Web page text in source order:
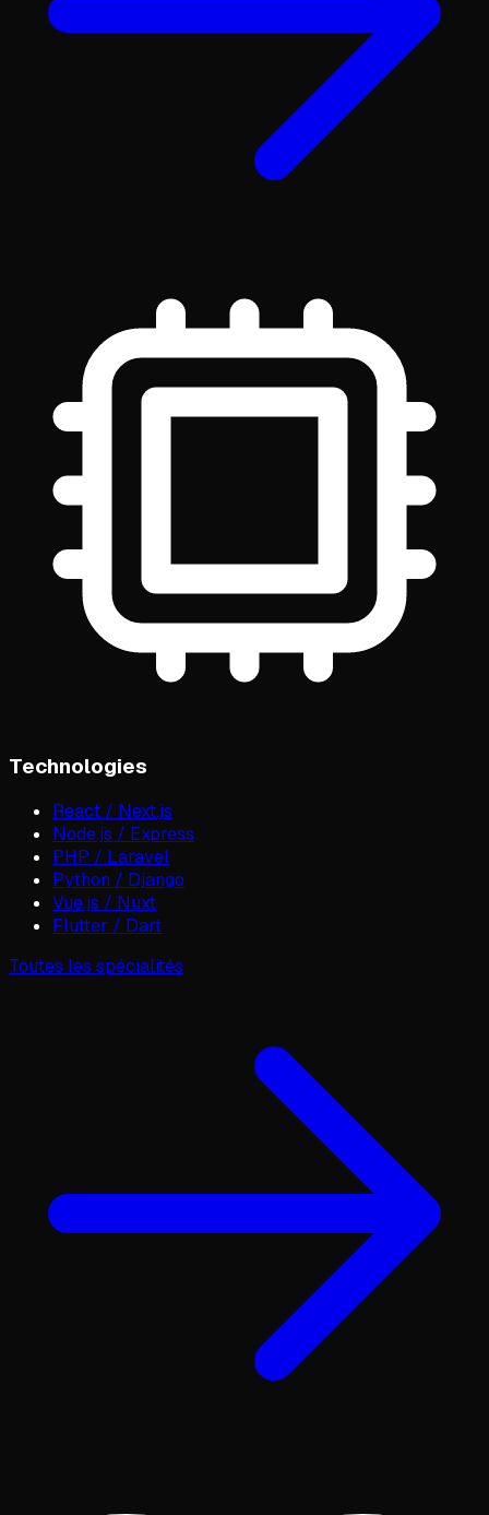
Technologies
React / Next.js
Node.js / Express
PHP / Laravel
Python / Django
Vue.js / Nuxt
Flutter / Dart
Toutes les spécialités